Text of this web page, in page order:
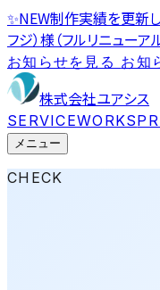
✨NEW制作実績を更新
フジ）様（フルリニューア
お知らせを見る お知
株式会社ユアシス
SERVICEWORKS
メニュー
CHECK